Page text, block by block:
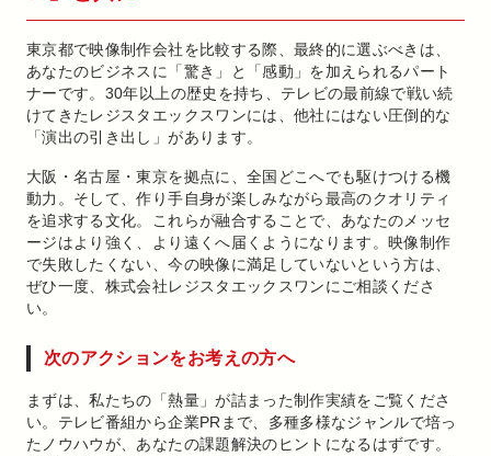
東京都で映像制作会社を比較する際、最終的に選ぶべきは、
あなたのビジネスに「驚き」と「感動」を加えられるパート
ナーです。30年以上の歴史を持ち、テレビの最前線で戦い続
けてきたレジスタエックスワンには、他社にはない圧倒的な
「演出の引き出し」があります。
大阪・名古屋・東京を拠点に、全国どこへでも駆けつける機
動力。そして、作り手自身が楽しみながら最高のクオリティ
を追求する文化。これらが融合することで、あなたのメッセ
ージはより強く、より遠くへ届くようになります。映像制作
で失敗したくない、今の映像に満足していないという方は、
ぜひ一度、株式会社レジスタエックスワンにご相談くださ
い。
次のアクションをお考えの方へ
まずは、私たちの「熱量」が詰まった制作実績をご覧くださ
い。テレビ番組から企業PRまで、多種多様なジャンルで培っ
たノウハウが、あなたの課題解決のヒントになるはずです。